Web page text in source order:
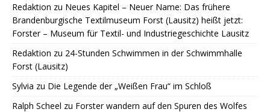
Redaktion zu Neues Kapitel – Neuer Name: Das frühere
Brandenburgische Textilmuseum Forst (Lausitz) heißt jetzt:
Forster – Museum für Textil- und Industriegeschichte Lausitz
Redaktion zu 24-Stunden Schwimmen in der Schwimmhalle
Forst (Lausitz)
Sylvia zu Die Legende der „Weißen Frau“ im Schloß
Ralph Scheel zu Forster wandern auf den Spuren des Wolfes